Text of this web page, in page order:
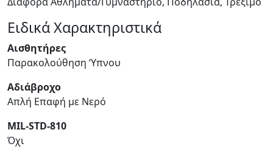
Ειδικά Χαρακτηριστικά
Αισθητήρες
Παρακολούθηση ‘Υπνου
Αδιάβροχο
Απλή Επαφή με Νερό
MIL-STD-810
Όχι